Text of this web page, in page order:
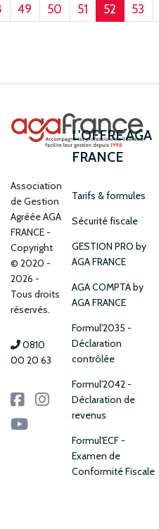
49 50 51 52 53
Association
de Gestion
Agréée AGA
FRANCE
Copyright
© 2020 -
2026 -
Tous droits
réservés.
0810
00 20 63
L'OFFRE AGA
FRANCE
Tarifs & formules
Sécurité fiscale
GESTION PRO by
AGA FRANCE
AGA COMPTA by
AGA FRANCE
Formul'2035 -
Déclaration
contrôlée
Formul'2042 -
Déclaration de
revenus
Formul'ECF -
Examen de
Conformité Fiscale